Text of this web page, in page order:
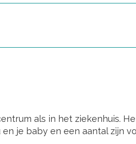
als in het ziekenhuis.
je baby en een aantal zijn